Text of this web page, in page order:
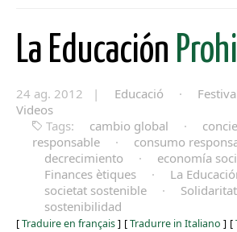
La Educación
24 ag. 2012 | Educació ·
Videos
Tags:
cambio global ·
responsable
· consumo
decrecimiento
· economía
Finances ètiques
· La
societat sostenible
· Solidaritat
sostenibilidad
[Traduire en français] [Tradurre in Italiano ] [